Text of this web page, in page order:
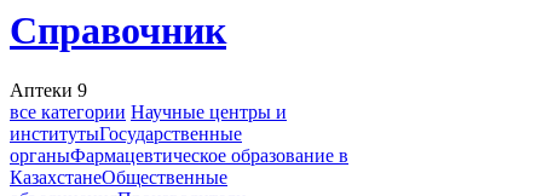
Справочник
Аптеки 9
все категории Научные центры и
институтыГосударственные
органыФармацевтическое образование в
КазахстанеОбщественные